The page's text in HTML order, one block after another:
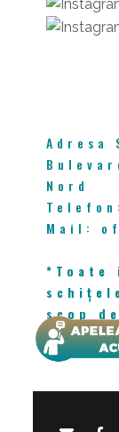
Adresa
Nord
Mail:
scop